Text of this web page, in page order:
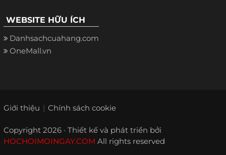
WEBSITE HỮU ÍCH
Danhsachcuahang.com
OneMall.vn
Giới thiệu Chính sách cookie
Copyright 2026 · Thiết kế và phát triển bởi
HOCHOIMOINGAY.COM All rights reserved